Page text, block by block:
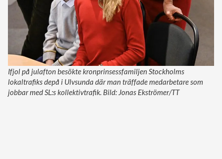
Ifjol på julafton besökte kronprinsessfamiljen Stockholms
lokaltrafiks depå i Ulvsunda där man träffade medarbetare som
jobbar med SL:s kollektivtrafik. Bild: Jonas Ekströmer/TT